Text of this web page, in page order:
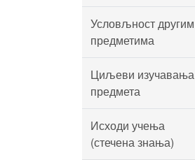
Условљност другим
предметима
Циљеви изучавања
предмета
Исходи учења
(стечена знања)